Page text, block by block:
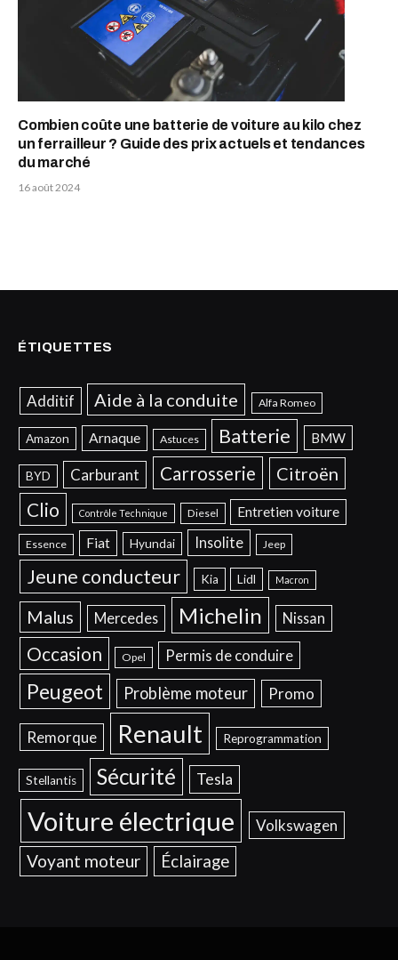
Combien coûte une batterie de voiture au kilo chez
un ferrailleur ? Guide des prix actuels et tendances
du marché
16 août 2024
ÉTIQUETTES
Additif Aide à la conduite Alfa Romeo
Amazon Arnaque Astuces Batterie BMW
BYD Carburant Carrosserie Citroën
Clio Contrôle Technique Diesel Entretien voiture
Essence Fiat Hyundai Insolite Jeep
Jeune conducteur Kia Lidl Macron
Malus Mercedes Michelin Nissan
Occasion Opel Permis de conduire
Peugeot Problème moteur Promo
Remorque Renault Reprogrammation
Stellantis Sécurité Tesla
Voiture électrique Volkswagen
Voyant moteur Éclairage